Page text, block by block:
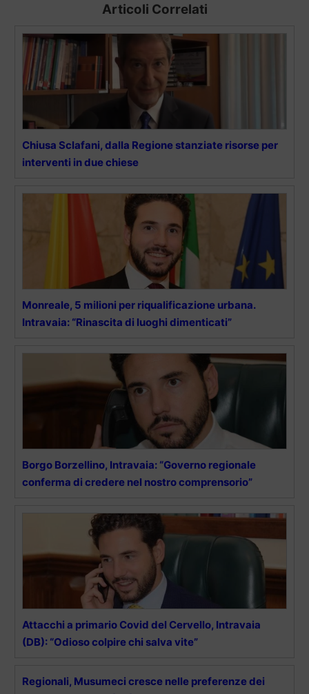
Articoli Correlati
Chiusa Sclafani, dalla Regione stanziate risorse per
interventi in due chiese
Monreale, 5 milioni per riqualificazione urbana.
Intravaia: “Rinascita di luoghi dimenticati”
Borgo Borzellino, Intravaia: “Governo regionale
conferma di credere nel nostro comprensorio”
Attacchi a primario Covid del Cervello, Intravaia
(DB): “Odioso colpire chi salva vite”
Regionali, Musumeci cresce nelle preferenze dei